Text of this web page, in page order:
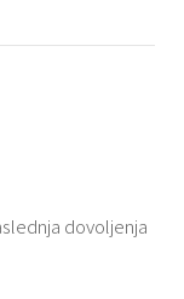
dovoljenja